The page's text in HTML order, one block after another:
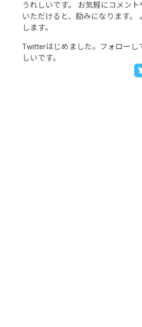
うれしいです。 お気軽にコメン
いただけると、励みになります。
します。
Twitterはじめました。フォローし
しいです。